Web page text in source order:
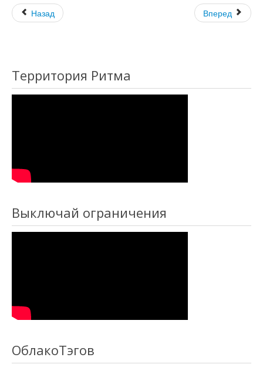
Назад Вперед
Территория Ритма
Выключай ограничения
ОблакоТэгов